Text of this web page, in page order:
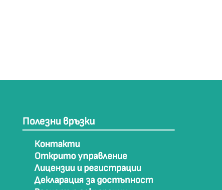
Полезни връзки
Контакти
Открито управление
Лицензии и регистрации
Декларация за достъпност